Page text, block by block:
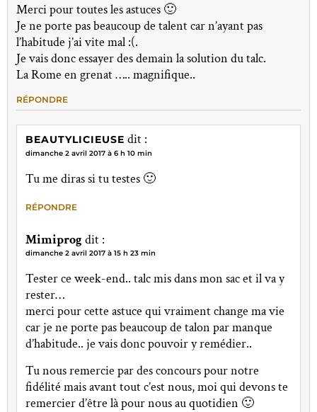
Merci pour toutes les astuces 🙂
Je ne porte pas beaucoup de talent car n’ayant pas
l’habitude j’ai vite mal :(.
Je vais donc essayer des demain la solution du talc.
La Rome en grenat ….. magnifique..
RÉPONDRE
BEAUTYLICIEUSE dit :
dimanche 2 avril 2017 à 6 h 10 min
Tu me diras si tu testes 🙂
RÉPONDRE
Mimiprog dit :
dimanche 2 avril 2017 à 15 h 23 min
Tester ce week-end.. talc mis dans mon sac et il va y
rester…
merci pour cette astuce qui vraiment change ma vie
car je ne porte pas beaucoup de talon par manque
d’habitude.. je vais donc pouvoir y remédier..
Tu nous remercie par des concours pour notre
fidélité mais avant tout c’est nous, moi qui devons te
remercier d’être là pour nous au quotidien 🙂